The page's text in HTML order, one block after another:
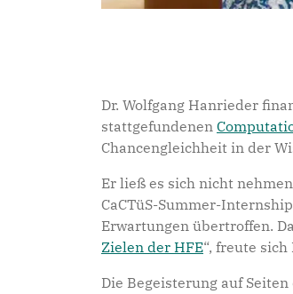
Dr. Wolfgang Hanrieder
stattgefundenen
Chancengleichheit in der
Er ließ es sich nicht
CaCTüS-Summer-
Erwartungen übertroffen.
Zielen der HFE“, freute
Die Begeisterung auf Seiten